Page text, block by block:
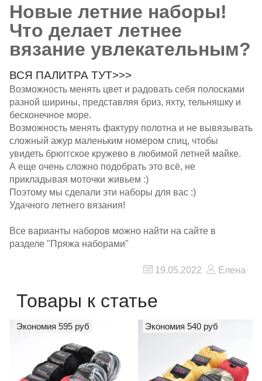
Новые летние наборы!
Что делает летнее
вязание увлекательным?
ВСЯ ПАЛИТРА ТУТ>>>
Возможность менять цвет и радовать себя полосками
разной ширины, представляя бриз, яхту, тельняшку и
бесконечное море.
Возможность менять фактуру полотна и не вывязывать
сложный ажур маленьким номером спиц, чтобы
увидеть брюггское кружево в любимой летней майке.
А еще очень сложно подобрать это всё, не
прикладывая моточки живьем :)
Поэтому мы сделали эти наборы для вас :)
Удачного летнего вязания!
Все варианты наборов можно найти на сайте в
разделе "Пряжа наборами"
19.05.2022 Елена
Товары к статье
Экономия 595 руб Экономия 540 руб